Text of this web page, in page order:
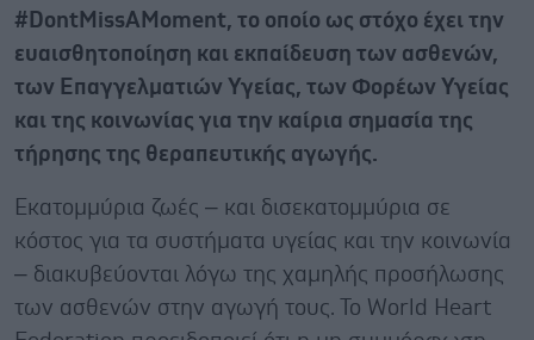
#DontMissAMoment, το οποίο ως στόχο έχει την
ευαισθητοποίηση και εκπαίδευση των ασθενών,
των Επαγγελματιών Υγείας, των Φορέων Υγείας
και της κοινωνίας για την καίρια σημασία της
τήρησης της θεραπευτικής αγωγής.
Εκατομμύρια ζωές – και δισεκατομμύρια σε
κόστος για τα συστήματα υγείας και την κοινωνία
– διακυβεύονται λόγω της χαμηλής προσήλωσης
των ασθενών στην αγωγή τους. Το World Heart